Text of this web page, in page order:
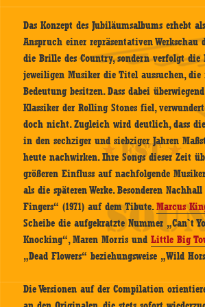
Das Konzept des Jubiläumsalbums erhebt
Anspruch einer repräsentativen Werkschau
die Brille des Country, sondern verfolgt die
jeweiligen Musiker die Titel aussuchen, die
Bedeutung besitzen. Dass dabei
Klassiker der Rolling Stones fiel,
doch nicht. Zugleich wird deutlich, dass
in den sechziger und siebziger Jahren
heute nachwirken. Ihre Songs dieser Zeit
größeren Einfluss auf nachfolgende
als die späteren Werke. Besonderen
Fingers“ (1971) auf dem Tibute.Marcus
Scheibe die aufgekratzte Nummer „Can`t
Knocking“, Maren Morris undLittle Big
„Dead Flowers“ beziehungsweise „Wild
Die Versionen auf der Compilation